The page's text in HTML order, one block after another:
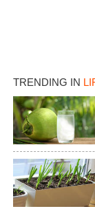
TRENDING IN